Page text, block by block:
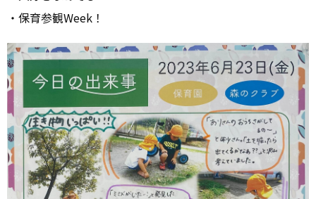
・保育参観Week！